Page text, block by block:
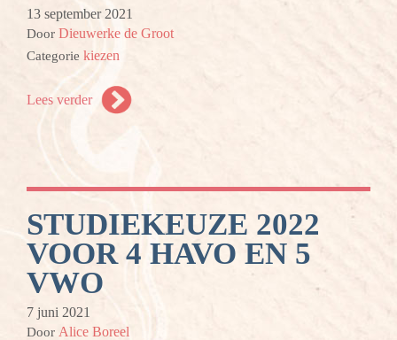
13 september 2021
Door Dieuwerke de Groot
Categorie kiezen
Lees verder
STUDIEKEUZE 2022
VOOR 4 HAVO EN 5
VWO
7 juni 2021
Door Alice Boreel